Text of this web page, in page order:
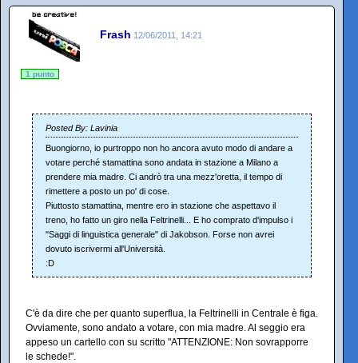
Frash 12/06/2011, 14:21
1 punto
Posted By: Lavinia
Buongiorno, io purtroppo non ho ancora avuto modo di andare a
votare perché stamattina sono andata in stazione a Milano a
prendere mia madre. Ci andrò tra una mezz'oretta, il tempo di
rimettere a posto un po' di cose.
Piuttosto stamattina, mentre ero in stazione che aspettavo il
treno, ho fatto un giro nella Feltrinelli... E ho comprato d'impulso i
"Saggi di linguistica generale" di Jakobson. Forse non avrei
dovuto iscrivermi all'Università.
:D
C'è da dire che per quanto superflua, la Feltrinelli in Centrale è figa.
Ovviamente, sono andato a votare, con mia madre. Al seggio era
appeso un cartello con su scritto "ATTENZIONE: Non sovrapporre
le schede!".